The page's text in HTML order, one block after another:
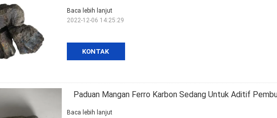
KONTAK
Baca lebih lanjut
2022-12-06 14:25:29
Paduan Mangan Ferro Karbon Sedang Untuk Aditif
Baca lebih lanjut